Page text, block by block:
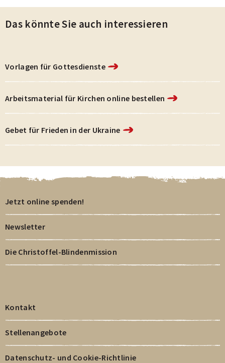
Das könnte Sie auch interessieren
Vorlagen für Gottesdienste
Arbeitsmaterial für Kirchen online bestellen
Gebet für Frieden in der Ukraine
Jetzt online spenden!
Newsletter
Die Christoffel-Blindenmission
Kontakt
Stellenangebote
Datenschutz- und Cookie-Richtlinie